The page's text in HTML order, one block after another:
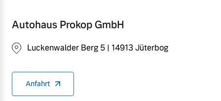
Autohaus Prokop GmbH
Luckenwalder Berg 5 | 14913 Jüterbog
Anfahrt